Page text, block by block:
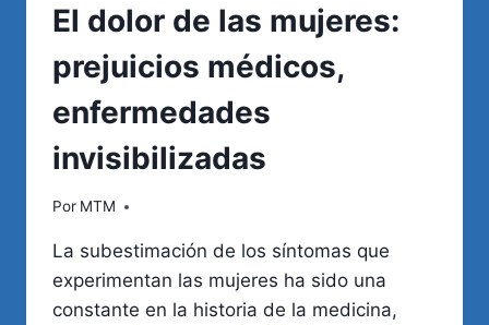
El dolor de las mujeres:
prejuicios médicos,
enfermedades
invisibilizadas
Por MTM
La subestimación de los síntomas que
experimentan las mujeres ha sido una
constante en la historia de la medicina,